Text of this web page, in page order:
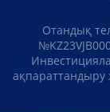
Отандық